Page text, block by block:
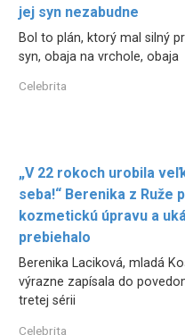
jej syn nezabudne
Bol to plán, ktorý mal silný
syn, obaja na vrchole, obaja
Celebrita
„V 22 rokoch urobila
seba!“ Berenika z Ruže
kozmetickú úpravu a
prebiehalo
Berenika Laciková, mladá
výrazne zapísala do
tretej sérii
Celebrita